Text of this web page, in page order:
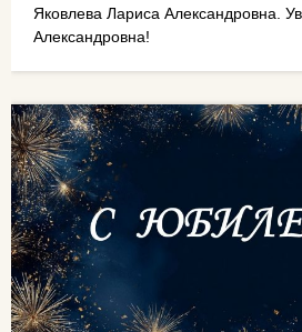
Яковлева Лариса Александровна.
Александровна!